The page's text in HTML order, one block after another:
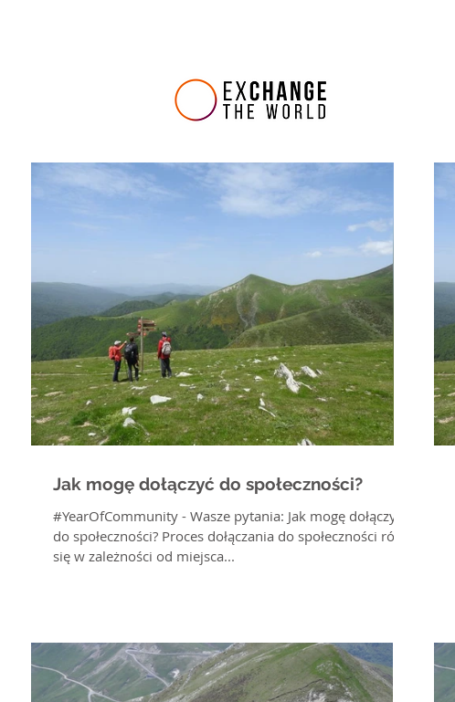
Jak mogę dołączyć do społeczności?
#YearOfCommunity - Wasze pytania: Jak mogę dołączyć
do społeczności? Proces dołączania do społeczności różni
się w zależności od miejsca...